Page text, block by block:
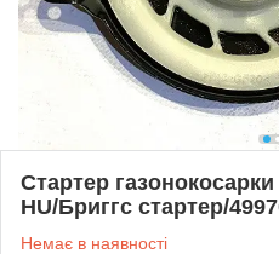
Стартер
HU/Бриггс стартер/
Немає в наявності